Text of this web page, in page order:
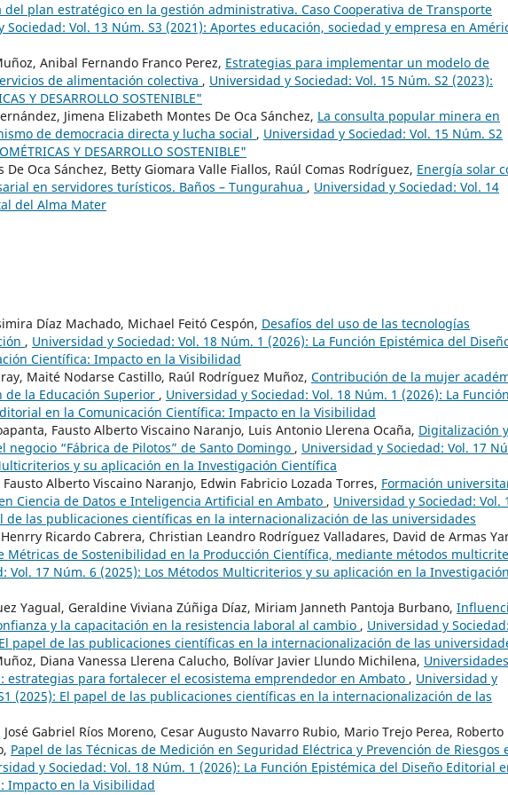
del plan estratégico en la gestión administrativa. Caso Cooperativa de Transporte
Sociedad: Vol. 13 Núm. S3 (2021): Aportes educación, sociedad y empresa en
Anibal Fernando Franco Perez, Estrategias para implementar un modelo de
de alimentación colectiva , Universidad y Sociedad: Vol. 15 Núm. S2 (2023):
Y DESARROLLO SOSTENIBLE"
Jimena Elizabeth Montes De Oca Sánchez, La consulta popular minera en
de democracia directa y lucha social , Universidad y Sociedad: Vol. 15 Núm. S2
Y DESARROLLO SOSTENIBLE"
De Oca Sánchez, Betty Giomara Valle Fiallos, Raúl Comas Rodríguez, Energía solar
en servidores turísticos. Baños – Tungurahua , Universidad y Sociedad: Vol. 14
del Alma Mater
Díaz Machado, Michael Feitó Cespón, Desafíos del uso de las tecnologías
, Universidad y Sociedad: Vol. 18 Núm. 1 (2026): La Función Epistémica del
Científica: Impacto en la Visibilidad
Maité Nodarse Castillo, Raúl Rodríguez Muñoz, Contribución de la mujer
la Educación Superior , Universidad y Sociedad: Vol. 18 Núm. 1 (2026): La Función
en la Comunicación Científica: Impacto en la Visibilidad
Fausto Alberto Viscaino Naranjo, Luis Antonio Llerena Ocaña, Digitalización y
negocio “Fábrica de Pilotos” de Santo Domingo , Universidad y Sociedad: Vol. 17
y su aplicación en la Investigación Científica
Alberto Viscaino Naranjo, Edwin Fabricio Lozada Torres, Formación
Ciencia de Datos e Inteligencia Artificial en Ambato , Universidad y Sociedad: Vol.
de las publicaciones científicas en la internacionalización de las universidades
Ricardo Cabrera, Christian Leandro Rodríguez Valladares, David de Armas
Métricas de Sostenibilidad en la Producción Científica, mediante métodos
Vol. 17 Núm. 6 (2025): Los Métodos Multicriterios y su aplicación en la Investigación
Yagual, Geraldine Viviana Zúñiga Díaz, Miriam Janneth Pantoja Burbano,
y la capacitación en la resistencia laboral al cambio , Universidad y Sociedad:
papel de las publicaciones científicas en la internacionalización de las
Diana Vanessa Llerena Calucho, Bolívar Javier Llundo Michilena,
para fortalecer el ecosistema emprendedor en Ambato , Universidad y
(2025): El papel de las publicaciones científicas en la internacionalización de las
Gabriel Ríos Moreno, Cesar Augusto Navarro Rubio, Mario Trejo Perea, Roberto
Papel de las Técnicas de Medición en Seguridad Eléctrica y Prevención de Riesgos
y Sociedad: Vol. 18 Núm. 1 (2026): La Función Epistémica del Diseño Editorial
Impacto en la Visibilidad